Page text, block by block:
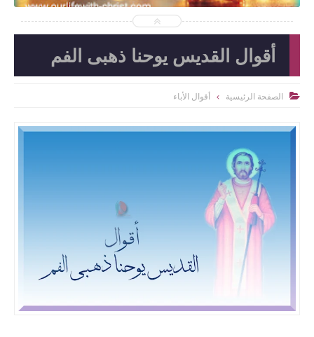
أقوال القديس يوحنا ذهبى الفم
 الصفحة الرئيسية أقوال الأباء